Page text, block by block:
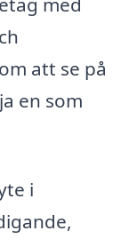
att se på
en som
i